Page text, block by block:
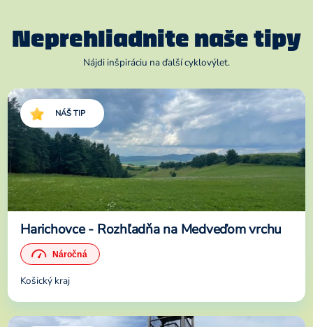
Neprehliadnite naše tipy
Nájdi inšpiráciu na ďalší cyklovýlet.
NÁŠ TIP
Harichovce - Rozhľadňa na Medveďom vrchu
Košický kraj